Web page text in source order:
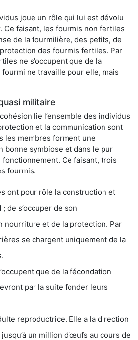
joue un rôle qui lui est dévolu
Ce faisant, les fourmis non fertiles
de la fourmilière, des petits, de
protection des fourmis fertiles. Par
ne s’occupent que de la
ne travaille pour elle, mais
militaire
lie l’ensemble des individus
et la communication sont
les membres forment une
bonne symbiose et dans le pur
Ce faisant, trois
fourmis.
ont pour rôle la construction et
de s’occuper de son
nourriture et de la protection. Par
se chargent uniquement de la
que de la fécondation
par la suite fonder leurs
reproductrice. Elle a la direction
un million d’œufs au cours de